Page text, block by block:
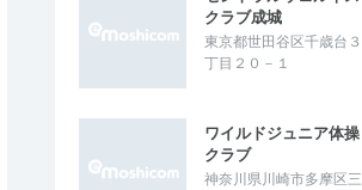
クラブ成城
東京都世田谷区千歳台３
丁目２０－１
ワイルドジュニア体操
クラブ
神奈川県川崎市多摩区三